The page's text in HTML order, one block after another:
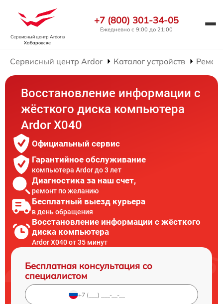
Сервисный центр Ardorв
Хабаровске
+7 (800) 301-34-05
Ежедневно с 9:00 до 21:00
Сервисный центр Ardor Каталог устройств
Восстановление информации с
жёсткого диска компьютера
Ardor X040
Официальный сервис
Гарантийное обслуживание
компьютера Ardor до 3 лет
Диагностика за наш счет,
ремонт по желанию
Бесплатный выезд курьера
в день обращения
Восстановление информации с жёсткого
диска компьютера
Ardor X040 от 35 минут
Бесплатная консультация со
специалистом